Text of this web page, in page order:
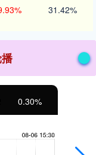
31.42%
0.30%